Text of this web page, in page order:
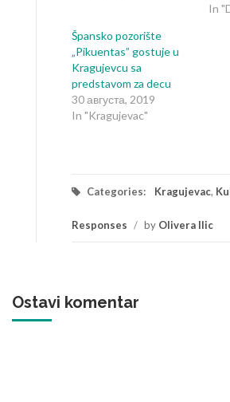
In
Špansko pozorište
„Pikuentas” gostuje u
Kragujevcu sa
predstavom za decu
30 августа, 2019
In "Kragujevac"
Categories: Kragujevac,
Responses / by Olivera Ilic
Ostavi komentar